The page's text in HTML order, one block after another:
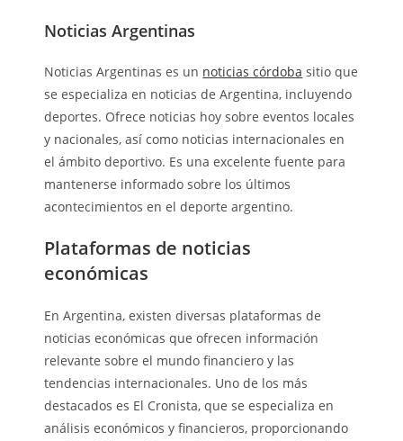
Noticias Argentinas
Noticias Argentinas es un noticias córdoba sitio que
se especializa en noticias de Argentina, incluyendo
deportes. Ofrece noticias hoy sobre eventos locales
y nacionales, así como noticias internacionales en
el ámbito deportivo. Es una excelente fuente para
mantenerse informado sobre los últimos
acontecimientos en el deporte argentino.
Plataformas de noticias
económicas
En Argentina, existen diversas plataformas de
noticias económicas que ofrecen información
relevante sobre el mundo financiero y las
tendencias internacionales. Uno de los más
destacados es El Cronista, que se especializa en
análisis económicos y financieros, proporcionando